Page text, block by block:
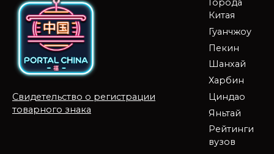
Свидетельство о регистрации
товарного знака
Города
Китая
Гуанчжоу
Пекин
Шанхай
Харбин
Циндао
Яньтай
Рейтинги
вузов